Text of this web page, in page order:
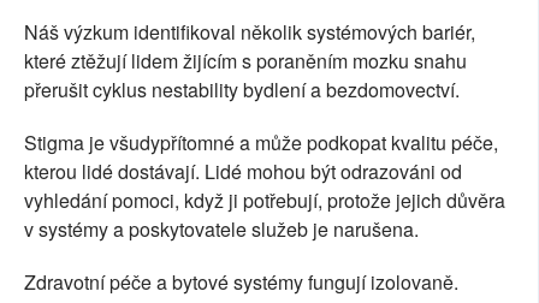
Náš výzkum identifikoval několik systémových bariér,
které ztěžují lidem žijícím s poraněním mozku snahu
přerušit cyklus nestability bydlení a bezdomovectví.
Stigma je všudypřítomné a může podkopat kvalitu péče,
kterou lidé dostávají. Lidé mohou být odrazováni od
vyhledání pomoci, když ji potřebují, protože jejich důvěra
v systémy a poskytovatele služeb je narušena.
Zdravotní péče a bytové systémy fungují izolovaně.